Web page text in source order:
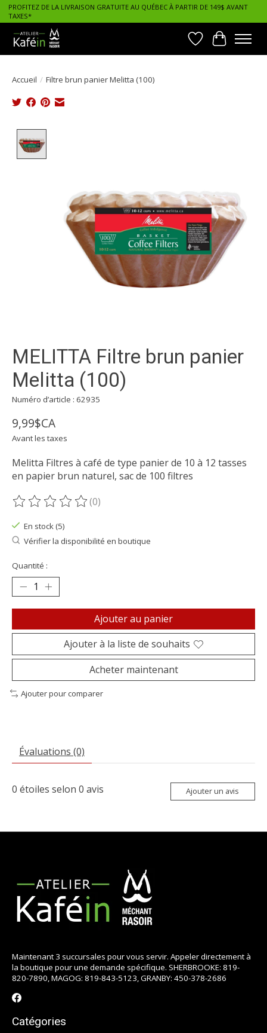
PROFITEZ DE LA LIVRAISON GRATUITE AU QUÉBEC À PARTIR DE 149$ AVANT
TAXES*
Liste dePanier
Accueil / Filtre brun panier Melitta (100)
MELITTA Filtre brun panier
Melitta (100)
Numéro d’article : 62935
9,99$CA
Avant les taxes
Melitta Filtres à café de type panier de 10 à 12 tasses
en papier brun naturel, sac de 100 filtres
Ce produit est évalué à
(0)
En stock (5)
Vérifier la disponibilité en boutique
Quantité :
Ajouter au panier
Ajouter à la liste de souhaits
Acheter maintenant
Ajouter pour comparer
Évaluations (0)
0 étoiles selon 0 avis Ajouter un avis
Maintenant 3 succursales pour vous servir. Appeler directement à
la boutique pour une demande spécifique. SHERBROOKE: 819-
820-7890, MAGOG: 819-843-5123, GRANBY: 450-378-2686
Catégories